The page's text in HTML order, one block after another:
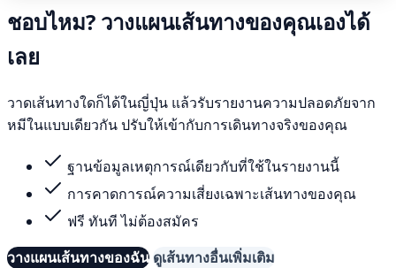
ชอบไหม? วางแผนเส้นทางของคุณเองได้
เลย
วาดเส้นทางใดก็ได้ในญี่ปุ่น แล้วรับรายงานความปลอดภัยจาก
หมีในแบบเดียวกัน ปรับให้เข้ากับการเดินทางจริงของคุณ
ฐานข้อมูลเหตุการณ์เดียวกับที่ใช้ในรายงานนี้
การคาดการณ์ความเสี่ยงเฉพาะเส้นทางของคุณ
ฟรี ทันที ไม่ต้องสมัคร
วางแผนเส้นทางของฉัน ดูเส้นทางอื่นเพิ่มเติม